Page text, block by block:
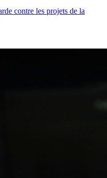
contre les projets de la